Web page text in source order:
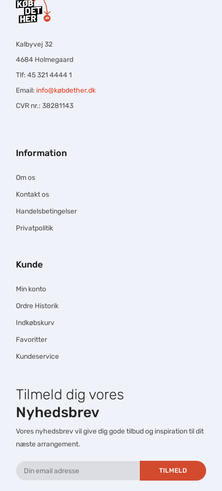
Kalbyvej 32
4684 Holmegaard
Tlf: 45 321 4444 1
Email: info@købdether.dk
CVR nr.: 38281143
Information
Om os
Kontakt os
Handelsbetingelser
Privatpolitik
Kunde
Min konto
Ordre Historik
Indkøbskurv
Favoritter
Kundeservice
Tilmeld dig vores
Nyhedsbrev
Vores nyhedsbrev vil give dig gode tilbud og inspiration til dit
næste arrangement.
TILMELD